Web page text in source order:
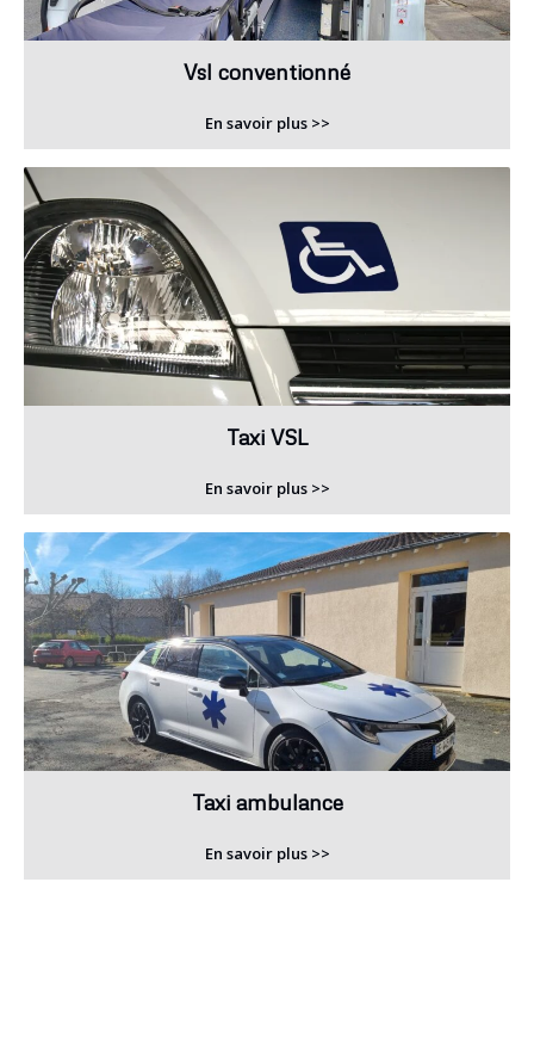
Vsl conventionné
En savoir plus >>
Taxi VSL
En savoir plus >>
Taxi ambulance
En savoir plus >>